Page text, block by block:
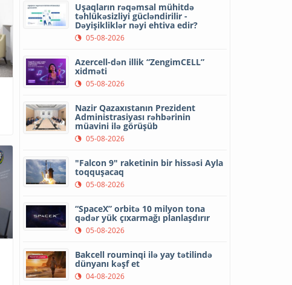
Uşaqların rəqəmsal mühitdə
təhlükəsizliyi gücləndirilir -
Dəyişikliklər nəyi ehtiva edir?
05-08-2026
Azercell-dən illik “ZengimCELL”
xidməti
05-08-2026
Nazir Qazaxıstanın Prezident
Administrasiyası rəhbərinin
müavini ilə görüşüb
05-08-2026
"Falcon 9" raketinin bir hissəsi Ayla
toqquşacaq
05-08-2026
“SpaceX” orbitə 10 milyon tona
qədər yük çıxarmağı planlaşdırır
05-08-2026
Bakcell rouminqi ilə yay tətilində
dünyanı kəşf et
04-08-2026